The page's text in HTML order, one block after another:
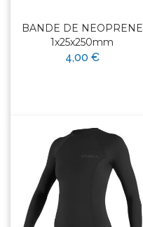
BANDE DE NEOPRENE
1x25x250mm
4,00 €